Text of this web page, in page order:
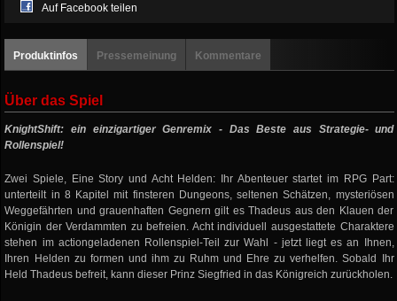
Auf Facebook teilen
Produktinfos Pressemeinung Kommentare
Über das Spiel
KnightShift: ein einzigartiger Genremix - Das Beste aus Strategie- und
Rollenspiel!
Zwei Spiele, Eine Story und Acht Helden: Ihr Abenteuer startet im RPG Part:
unterteilt in 8 Kapitel mit finsteren Dungeons, seltenen Schätzen, mysteriösen
Weggefährten und grauenhaften Gegnern gilt es Thadeus aus den Klauen der
Königin der Verdammten zu befreien. Acht individuell ausgestattete Charaktere
stehen im actiongeladenen Rollenspiel-Teil zur Wahl - jetzt liegt es an Ihnen,
Ihren Helden zu formen und ihm zu Ruhm und Ehre zu verhelfen. Sobald Ihr
Held Thadeus befreit, kann dieser Prinz Siegfried in das Königreich zurückholen.